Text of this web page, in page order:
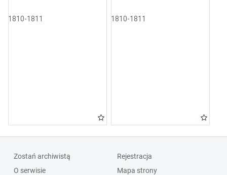
1810-1811 1810-1811
Zostań archiwistą
O serwisie
Rejestracja
Mapa strony